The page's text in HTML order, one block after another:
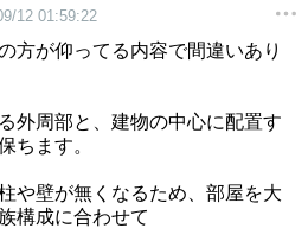
12 01:59:22
方が仰ってる内容で間違いあり
外周部と、建物の中心に配置す
ちます。
や壁が無くなるため、部屋を大
構成に合わせて